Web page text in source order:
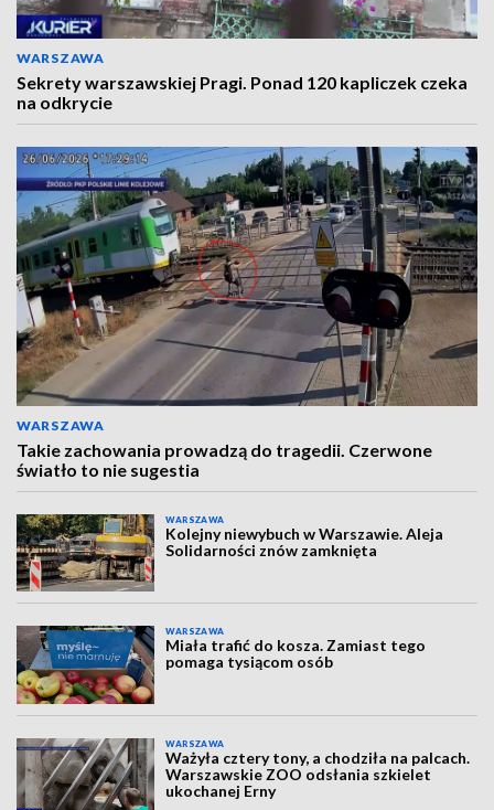
WARSZAWA
Sekrety warszawskiej Pragi. Ponad 120 kapliczek czeka
na odkrycie
WARSZAWA
Takie zachowania prowadzą do tragedii. Czerwone
światło to nie sugestia
WARSZAWA
Kolejny niewybuch w Warszawie. Aleja
Solidarności znów zamknięta
WARSZAWA
Miała trafić do kosza. Zamiast tego
pomaga tysiącom osób
WARSZAWA
Ważyła cztery tony, a chodziła na palcach.
Warszawskie ZOO odsłania szkielet
ukochanej Erny